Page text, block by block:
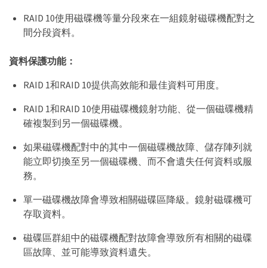
RAID 10使用磁碟機等量分段來在一組鏡射磁碟機配對之
間分段資料。
資料保護功能：
RAID 1和RAID 10提供高效能和最佳資料可用度。
RAID 1和RAID 10使用磁碟機鏡射功能、從一個磁碟機精
確複製到另一個磁碟機。
如果磁碟機配對中的其中一個磁碟機故障、儲存陣列就
能立即切換至另一個磁碟機、而不會遺失任何資料或服
務。
單一磁碟機故障會導致相關磁碟區降級。鏡射磁碟機可
存取資料。
磁碟區群組中的磁碟機配對故障會導致所有相關的磁碟
區故障、並可能導致資料遺失。